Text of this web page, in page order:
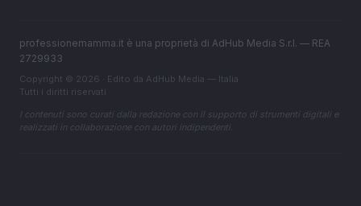
professionemamma.it è una proprietà di AdHub Media S.r.l. — REA
2729933
Copyright © 2026 · Edito da AdHub Media — Italia
Tutti i diritti riservati
I contenuti sono curati dalla redazione con il supporto di strumenti digitali e
realizzati in collaborazione con autori indipendenti.